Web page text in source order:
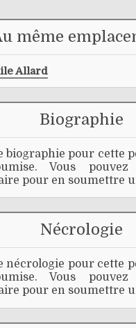
même
Allard
Biographie
biographie pour cette
Vous
pour en soumettre
Nécrologie
nécrologie pour cette
Vous
pour en soumettre